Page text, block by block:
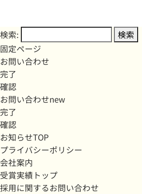
検索:
固定ページ
お問い合わせ
完了
確認
お問い合わせnew
完了
確認
お知らせTOP
プライバシーポリシー
会社案内
受賞実績トップ
採用に関するお問い合わせ